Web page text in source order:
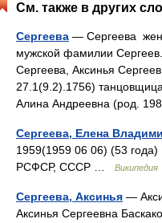
См. также в других
Сергеева — Сергеева
мужской фамилии
Сергеева, Аксинья
27.1(9.2).1756)
Алина Андреевна (род.
Сергеева, Елена
1959(1959 06 06) (53
РСФСР, СССР …
Википедия
Сергеева, Аксинья —
Аксинья Сергеевна